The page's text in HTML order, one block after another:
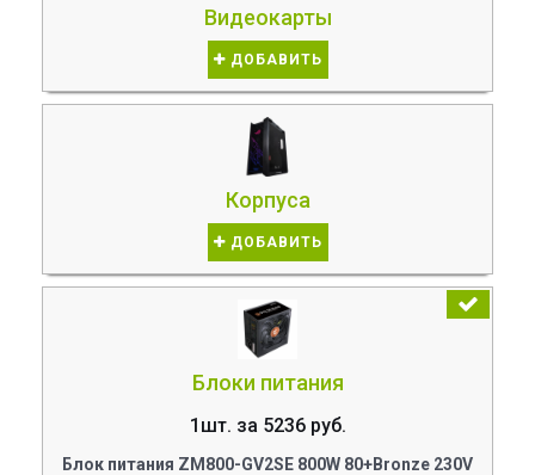
Видеокарты
ДОБАВИТЬ
Корпуса
ДОБАВИТЬ
Блоки питания
1шт. за 5236 руб.
Блок питания ZM800-GV2SE 800W 80+Bronze 230V